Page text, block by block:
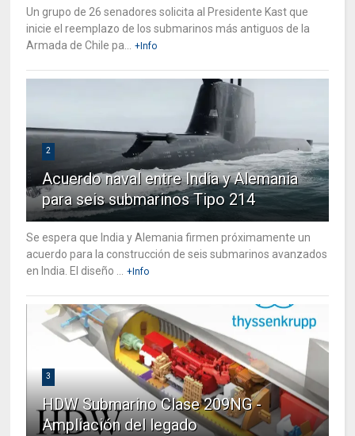
Un grupo de 26 senadores solicita al Presidente Kast que
inicie el reemplazo de los submarinos más antiguos de la
Armada de Chile pa... +Info
2
Acuerdo naval entre India y Alemania
para seis submarinos Tipo 214
Se espera que India y Alemania firmen próximamente un
acuerdo para la construcción de seis submarinos avanzados
en India. El diseño ... +Info
3
HDW Submarino Clase 209NG -
Ampliación del legado